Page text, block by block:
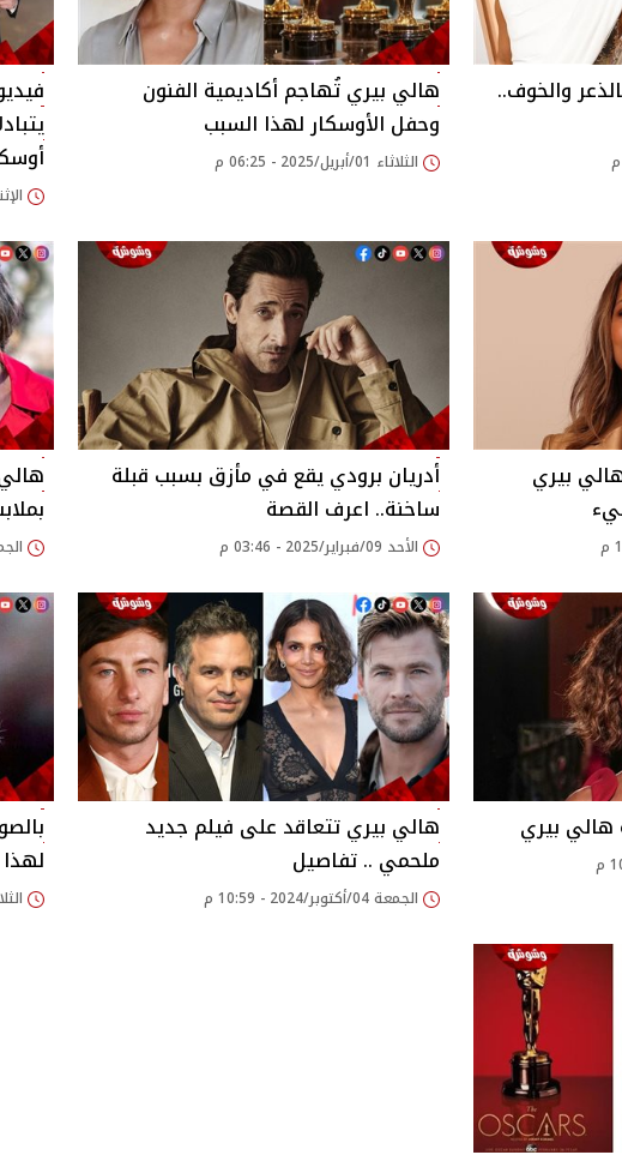
والخوف..
هالي بيري تُهاجم أكاديمية الفنون
وحفل الأوسكار لهذا السبب
الثلاثاء 01/أبريل/2025 - 06:25 م
أوسكار
الإثنين 03/
بيري
أدريان برودي يقع في مأزق بسبب قبلة
ساخنة.. اعرف القصة
الأحد 09/فبراير/2025 - 03:46 م الجمعة 10/
بيري
هالي بيري تتعاقد على فيلم جديد
ملحمي .. تفاصيل
الجمعة 04/أكتوبر/2024 - 10:59 م الثلاثاء 17/